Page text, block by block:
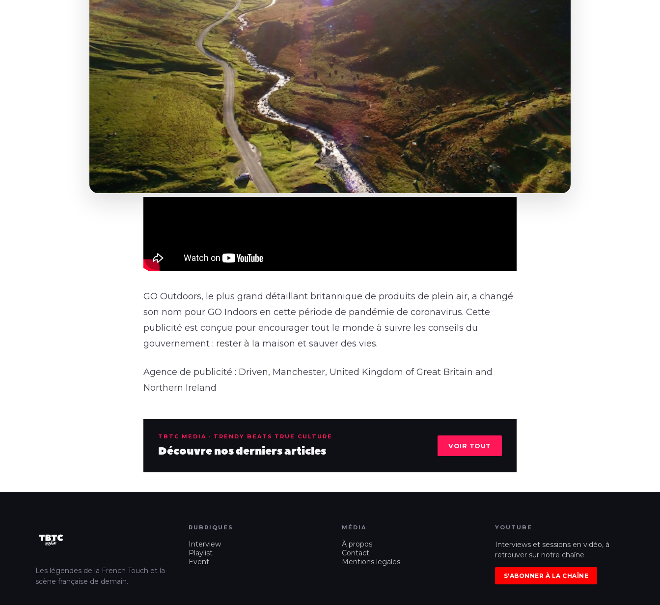
GO Outdoors, le plus grand détaillant britannique de produits de plein air, a changé
son nom pour GO Indoors en cette période de pandémie de coronavirus. Cette
publicité est conçue pour encourager tout le monde à suivre les conseils du
gouvernement : rester à la maison et sauver des vies.
Agence de publicité : Driven, Manchester, United Kingdom of Great Britain and
Northern Ireland
TBTC MEDIA · TRENDY BEATS TRUE CULTURE
Découvre nos derniers articles VOIR TOUT
Les légendes de la French Touch et la
scène française de demain.
RUBRIQUES
Interview
Playlist
Event
MÉDIA
À propos
Contact
Mentions legales
YOUTUBE
Interviews et sessions en vidéo, à
retrouver sur notre chaîne.
S'ABONNER À LA CHAÎNE